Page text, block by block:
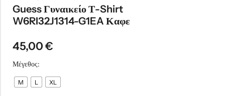
Guess Γυναικείο Τ-Shirt
W6RI32J1314-G1EA Καφε
45,00€
Μέγεθος:
M L XL